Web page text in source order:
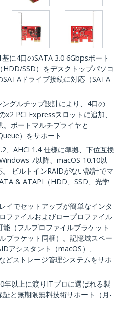
に4口のSATA 3.0 6Gbpsポート
SSD）をデスクトップパソコ
ドライブ接続に対応（SATA
グルチップ設計により、4口の
PCI Expressスロットに追加、
ポートマルチプライヤと
）をサポート
、AHCI 1.4 仕様に準拠、下位互換
7以降、macOS 10.10以
ビルトインRAIDがない設計でマ
& ATAPI（HDD、SSD、光学
イでセットアップが簡単なインタ
ファイルおよびロープロファイル
（フルプロファイルブラケット
ブラケット同梱）。記憶域スペー
アシスタント（macOS）、
ストレージ管理システムをサポ
以上に渡りITプロに選ばれる製
と無期限無料技術サポート（月-